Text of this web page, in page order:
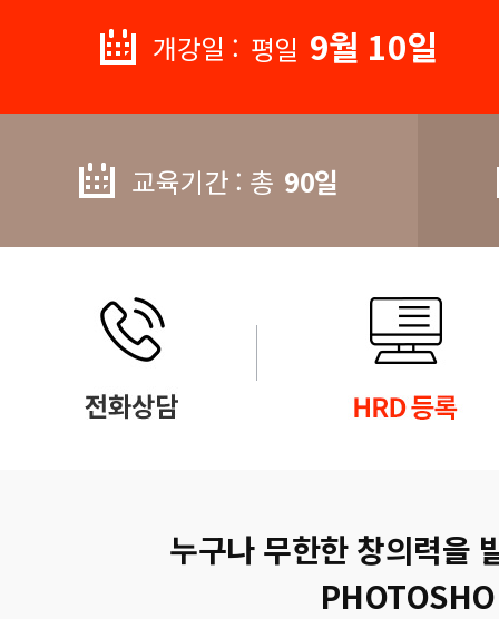
개강일 : 평일 9월 10일
교육기간 : 총 90일
누구나 무한한 창의력을